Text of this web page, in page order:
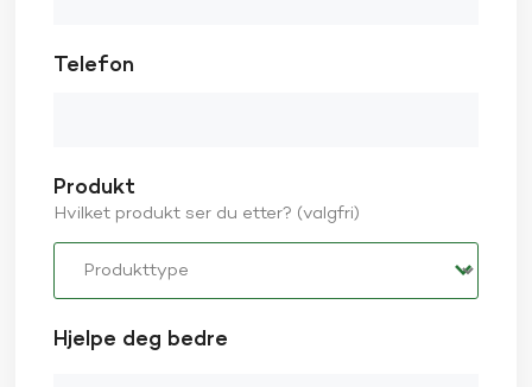
Telefon
Produkt
Hvilket produkt ser du etter? (valgfri)
Hjelpe deg bedre